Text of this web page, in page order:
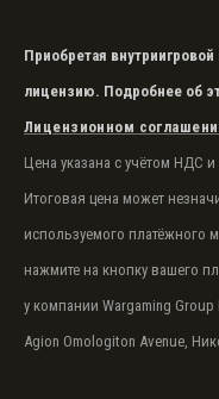
Приобретая
лицензию. Подробнее об
Лицензионном
Цена указана с учётом НДС
Итоговая цена может
используемого платёжного
нажмите на кнопку вашего
у компании Wargaming
Agion Omologiton Avenue,